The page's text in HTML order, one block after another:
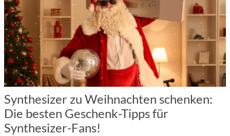
Synthesizer zu Weihnachten schenken:
Die besten Geschenk-Tipps für
Synthesizer-Fans!